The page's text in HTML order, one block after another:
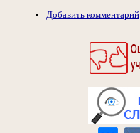
Добавить комментарий